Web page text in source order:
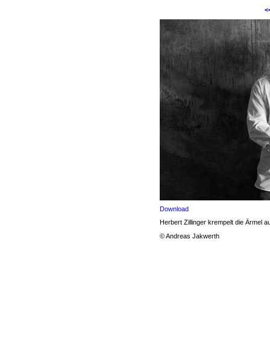
Download
Herbert Zillinger krempelt die Ärmel
© Andreas Jakwerth